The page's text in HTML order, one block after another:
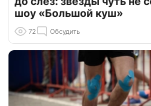
шоу «Большой куш»
72 Обсудить